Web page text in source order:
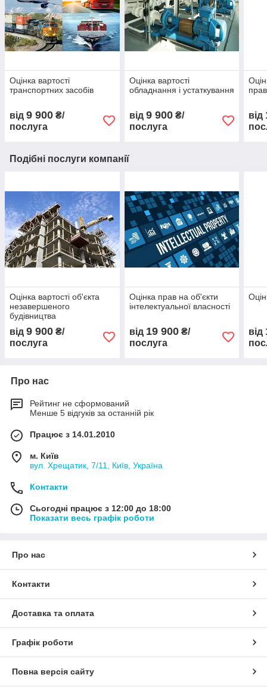
Оцінка вартості
транспортних засобів
від 9 900 ₴/
послуга
Оцінка вартості
обладнання і устаткування
від 9 900₴/
послуга
прав
від
Подібні послуги компанії
Оцінка вартості об'єкта
незавершеного
будівництва
від 9 900 ₴/
послуга
Оцінка прав на об'єкти
інтелектуальної власності
від 19 900₴/
послуга
від
Про нас
Рейтинг не сформований
Менше 5 відгуків за останній рік
Працює з 14.01.2010
м. Київ
вул. Хрещатик, 7/11, Київ, Україна
Контакти
Сьогодні працює з 12:00 до 18:00
Показати весь графік роботи
Про нас
Контакти
Доставка та оплата
Графік роботи
Повна версія сайту